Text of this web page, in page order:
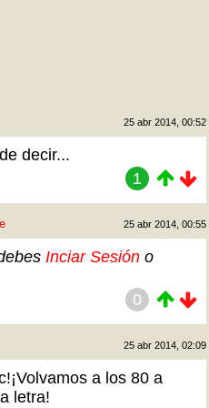
25 abr 2014, 00:52
decir...
1
25 abr 2014, 00:55
Inciar Sesión o
0
25 abr 2014, 02:09
a los 80 a
letra!